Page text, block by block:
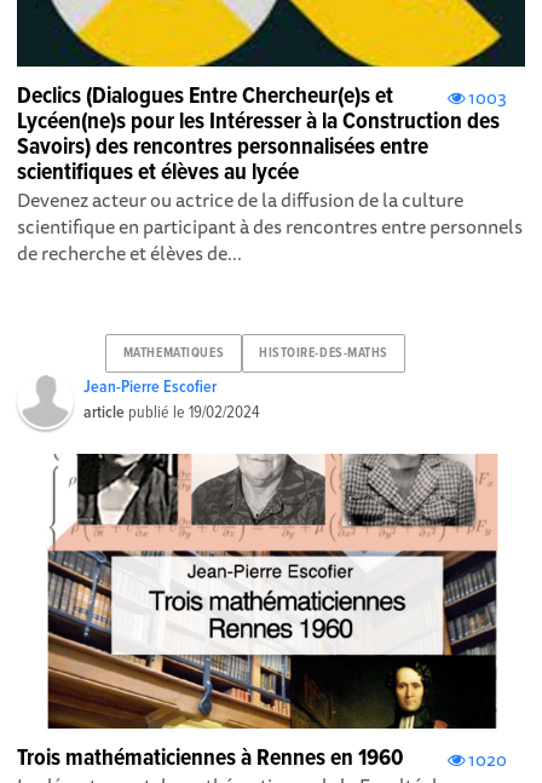
1003
Declics (Dialogues Entre Chercheur(e)s et
Lycéen(ne)s pour les Intéresser à la Construction des
Savoirs) des rencontres personnalisées entre
scientifiques et élèves au lycée
Devenez acteur ou actrice de la diffusion de la culture
scientifique en participant à des rencontres entre personnels
de recherche et élèves de...
MATHEMATIQUES HISTOIRE-DES-MATHS
Jean-Pierre Escofier
article publié le19/02/2024
1020
Trois mathématiciennes à Rennes en 1960